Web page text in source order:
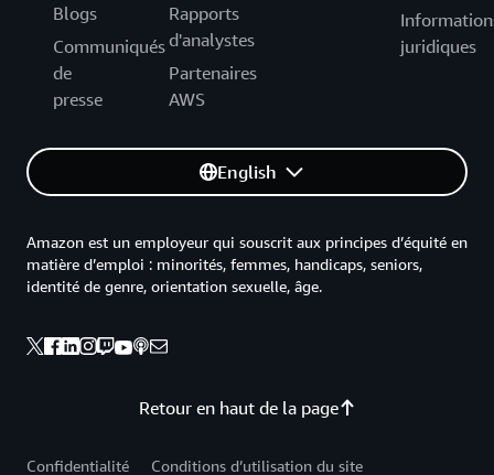
Blogs
Communiqués
de
presse
Rapports
d'analystes
Partenaires
AWS
juridiques
English
Retour en haut de la page
Amazon est un employeur qui souscrit aux principes d’équité en
matière d’emploi : minorités, femmes, handicaps, seniors,
identité de genre, orientation sexuelle, âge.
Confidentialité Conditions d’utilisation du site